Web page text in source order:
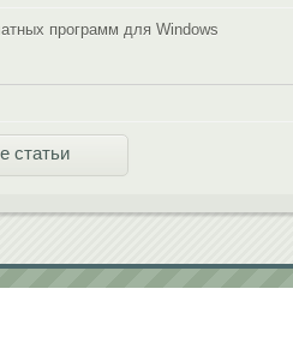
программ для Windows
статьи